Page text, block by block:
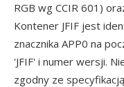
RGB wg CCIR 601)
Kontener JFIF jest
znacznika APP0 na
'JFIF' i numer wersji.
zgodny ze